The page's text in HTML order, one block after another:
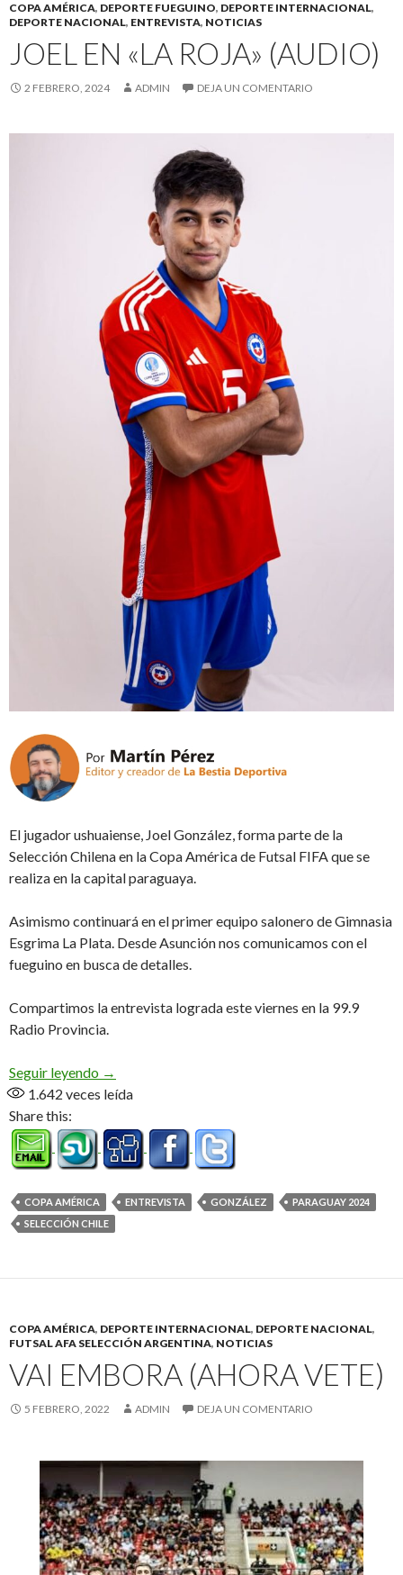
COPA AMÉRICA, DEPORTE FUEGUINO, DEPORTE INTERNACIONAL,
DEPORTE NACIONAL, ENTREVISTA, NOTICIAS
JOEL EN «LA ROJA» (AUDIO)
2 FEBRERO, 2024 ADMIN DEJA UN COMENTARIO
El jugador ushuaiense, Joel González, forma parte de la
Selección Chilena en la Copa América de Futsal FIFA que se
realiza en la capital paraguaya.
Asimismo continuará en el primer equipo salonero de Gimnasia
Esgrima La Plata. Desde Asunción nos comunicamos con el
fueguino en busca de detalles.
Compartimos la entrevista lograda este viernes en la 99.9
Radio Provincia.
Seguir leyendo Joel en «La Roja» (Audio)
→
1.642 veces leída
Share this:
COPA AMÉRICA ENTREVISTA GONZÁLEZ
PARAGUAY 2024
SELECCIÓN CHILE
COPA AMÉRICA, DEPORTE INTERNACIONAL, DEPORTE NACIONAL,
FUTSAL AFA SELECCIÓN ARGENTINA, NOTICIAS
VAI EMBORA (AHORA VETE)
5 FEBRERO, 2022 ADMIN DEJA UN COMENTARIO